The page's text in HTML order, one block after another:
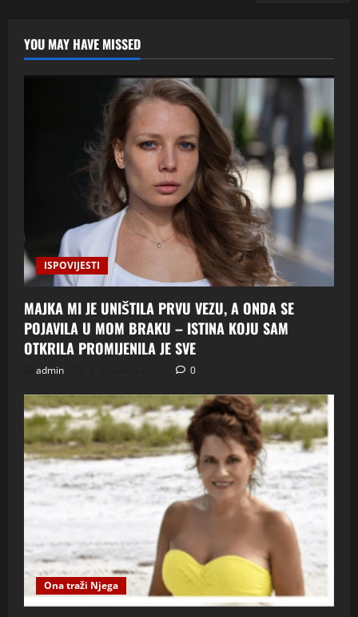
YOU MAY HAVE MISSED
ISPOVIJESTI
MAJKA MI JE UNIŠTILA PRVU VEZU, A ONDA SE
POJAVILA U MOM BRAKU – ISTINA KOJU SAM
OTKRILA PROMIJENILA JE SVE
admin 0
Ona traži Njega